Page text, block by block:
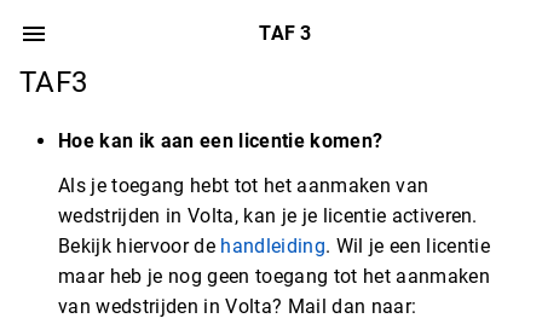
TAF 3
TAF3
Hoe kan ik aan een licentie komen?
Als je toegang hebt tot het aanmaken van
wedstrijden in Volta, kan je je licentie activeren.
Bekijk hiervoor de handleiding. Wil je een licentie
maar heb je nog geen toegang tot het aanmaken
van wedstrijden in Volta? Mail dan naar: